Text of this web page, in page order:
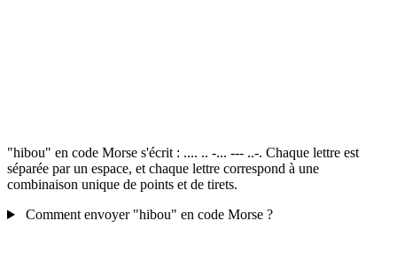
"hibou" en code Morse s'écrit : .... .. -... --- ..-. Chaque lettre est
séparée par un espace, et chaque lettre correspond à une
combinaison unique de points et de tirets.
Comment envoyer "hibou" en code Morse ?